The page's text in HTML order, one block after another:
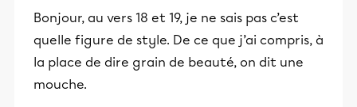
Bonjour, au vers 18 et 19, je ne sais pas c’est
quelle figure de style. De ce que j’ai compris, à
la place de dire grain de beauté, on dit une
mouche.